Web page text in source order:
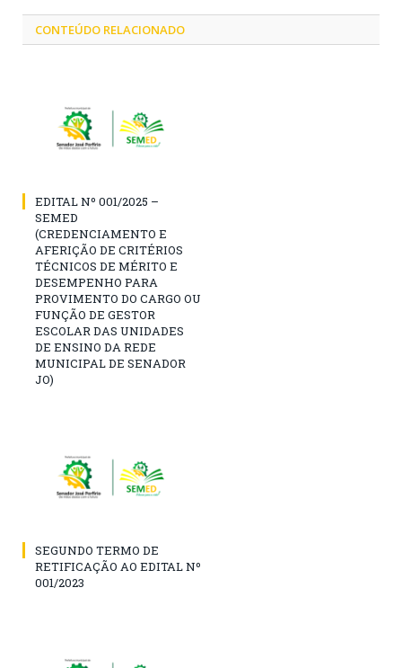
CONTEÚDO RELACIONADO
EDITAL Nº 001/2025 –
SEMED
(CREDENCIAMENTO E
AFERIÇÃO DE CRITÉRIOS
TÉCNICOS DE MÉRITO E
DESEMPENHO PARA
PROVIMENTO DO CARGO OU
FUNÇÃO DE GESTOR
ESCOLAR DAS UNIDADES
DE ENSINO DA REDE
MUNICIPAL DE SENADOR
JO)
SEGUNDO TERMO DE
RETIFICAÇÃO AO EDITAL Nº
001/2023